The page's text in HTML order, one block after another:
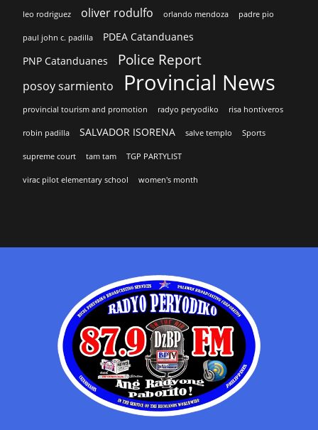
leo rodriguez oliver rodulfo orlando mendoza padre pio
paul john c. padilla
PDEA Catanduanes
PNP Catanduanes
Police Report
posoy sarmiento Provincial News
provincial tourism and promotion radyo peryodiko risa hontiveros
robin padilla SALVADOR ISORENA salve templo Sports
supreme court tam tam TGP PARTYLIST
virac pilot elementary school women's month